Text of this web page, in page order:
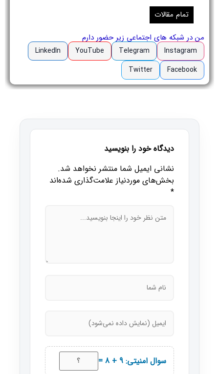
تمام مقالات
من در شبکه های اجتماعی زیر حضور دارم
Instagram
Telegram
YouTube
LinkedIn
Facebook
Twitter
دیدگاه خود را بنویسید
نشانی ایمیل شما منتشر نخواهد شد.
بخش‌های موردنیاز علامت‌گذاری شده‌اند
*
سوال امنیتی: 9 + 8 =